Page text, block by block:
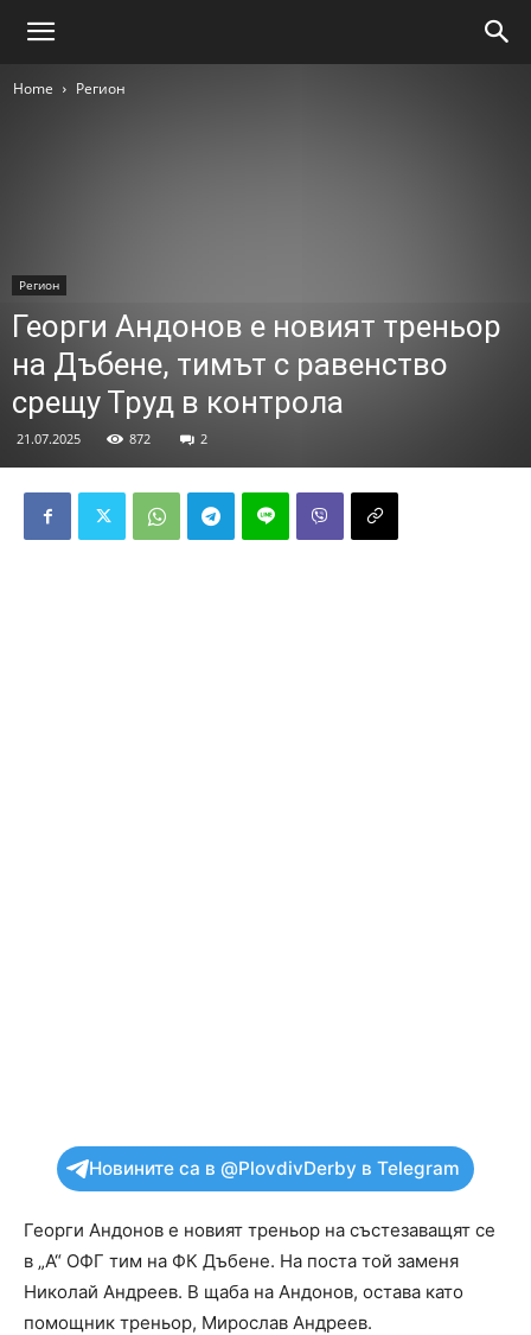
Home Регион
Регион
Георги Андонов е новият треньор
на Дъбене, тимът с равенство
срещу Труд в контрола
21.07.2025 872 2
Новините са в @PlovdivDerby в Telegram
Георги Андонов е новият треньор на състезаващят се
в „А“ ОФГ тим на ФК Дъбене. На поста той заменя
Николай Андреев. В щаба на Андонов, остава като
помощник треньор, Мирослав Андреев.